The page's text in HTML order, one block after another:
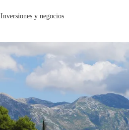
Inversiones y negocios